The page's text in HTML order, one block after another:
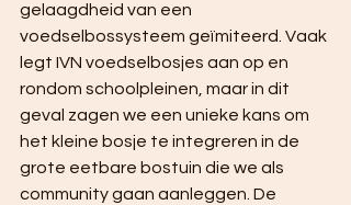
gelaagdheid van een
voedselbossysteem geïmiteerd. Vaak
legt IVN voedselbosjes aan op en
rondom schoolpleinen, maar in dit
geval zagen we een unieke kans om
het kleine bosje te integreren in de
grote eetbare bostuin die we als
community gaan aanleggen. De